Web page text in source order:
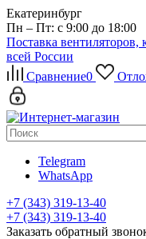
Екатеринбург
Пн – Пт: с 9:00 до 18:00
Поставка вентиляторов,
всей России
Сравнение0
Telegram
WhatsApp
+7 (343) 319-13-40
+7 (343) 319-13-40
Заказать обратный